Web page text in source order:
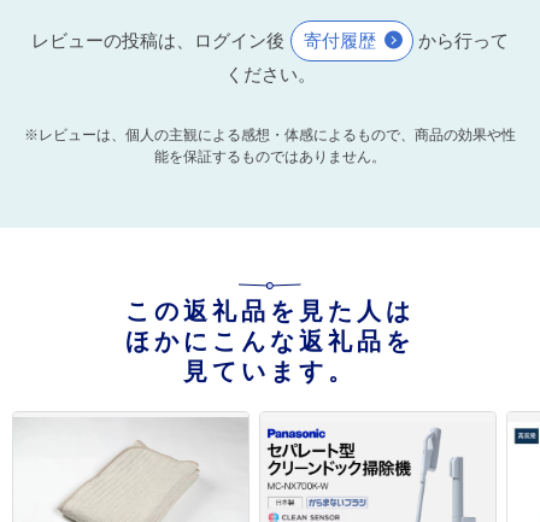
レビューの投稿は、ログイン後 寄付履歴
から行って
ください。
※レビューは、個人の主観による感想・体感によるもので、商品の効果や性
能を保証するものではありません。
この返礼品を見た人は
ほかにこんな返礼品を
見ています。